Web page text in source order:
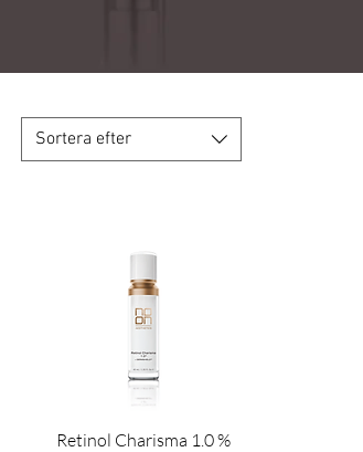
Sortera efter
Retinol Charisma 1.0 %